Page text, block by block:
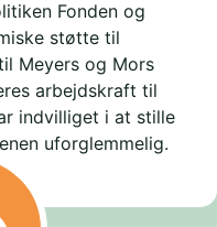
Fonden og
støtte til
Meyers og Mors
arbejdskraft til
indvilliget i at stille
uforglemmelig.